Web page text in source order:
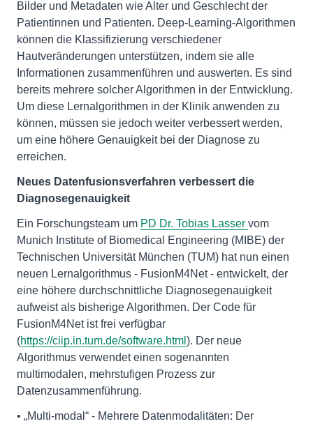
Bilder und Metadaten wie Alter und Geschlecht der
Patientinnen und Patienten. Deep-Learning-Algorithmen
können die Klassifizierung verschiedener
Hautveränderungen unterstützen, indem sie alle
Informationen zusammenführen und auswerten. Es sind
bereits mehrere solcher Algorithmen in der Entwicklung.
Um diese Lernalgorithmen in der Klinik anwenden zu
können, müssen sie jedoch weiter verbessert werden,
um eine höhere Genauigkeit bei der Diagnose zu
erreichen.
Neues Datenfusionsverfahren verbessert die
Diagnosegenauigkeit
Ein Forschungsteam um PD Dr. Tobias Lasser vom
Munich Institute of Biomedical Engineering (MIBE) der
Technischen Universität München (TUM) hat nun einen
neuen Lernalgorithmus - FusionM4Net - entwickelt, der
eine höhere durchschnittliche Diagnosegenauigkeit
aufweist als bisherige Algorithmen. Der Code für
FusionM4Net ist frei verfügbar
(https://ciip.in.tum.de/software.html ). Der neue
Algorithmus verwendet einen sogenannten
multimodalen, mehrstufigen Prozess zur
Datenzusammenführung.
• „Multi-modal“ - Mehrere Datenmodalitäten: Der